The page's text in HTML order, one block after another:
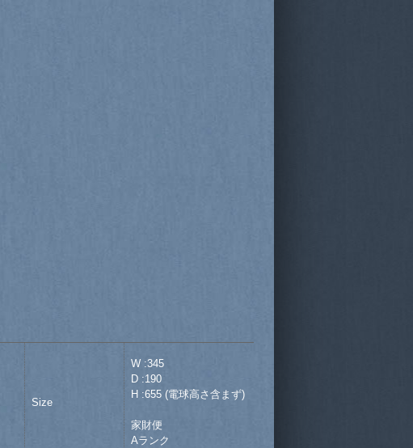
Size
W :345
D :190
H :655 (電球高さ含まず)
家財便
Aランク